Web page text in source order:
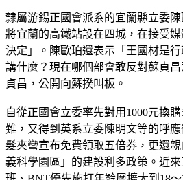
隸屬游錫正國會派系的宜蘭縣立委
將宜蘭的高鐵站設在四城，在接受
決定」。陳歐珀還表示「王國材是
講什麼？現在哪個部會敢反對蘇貞
貞昌，公開向蘇揆叫板。
自從正國會立委率先對用1000元換
難，又得到英系立委陳明文等的呼
髮夾彎宣布免費領取五倍券，更還
義科學園區」的建設利多政策。近